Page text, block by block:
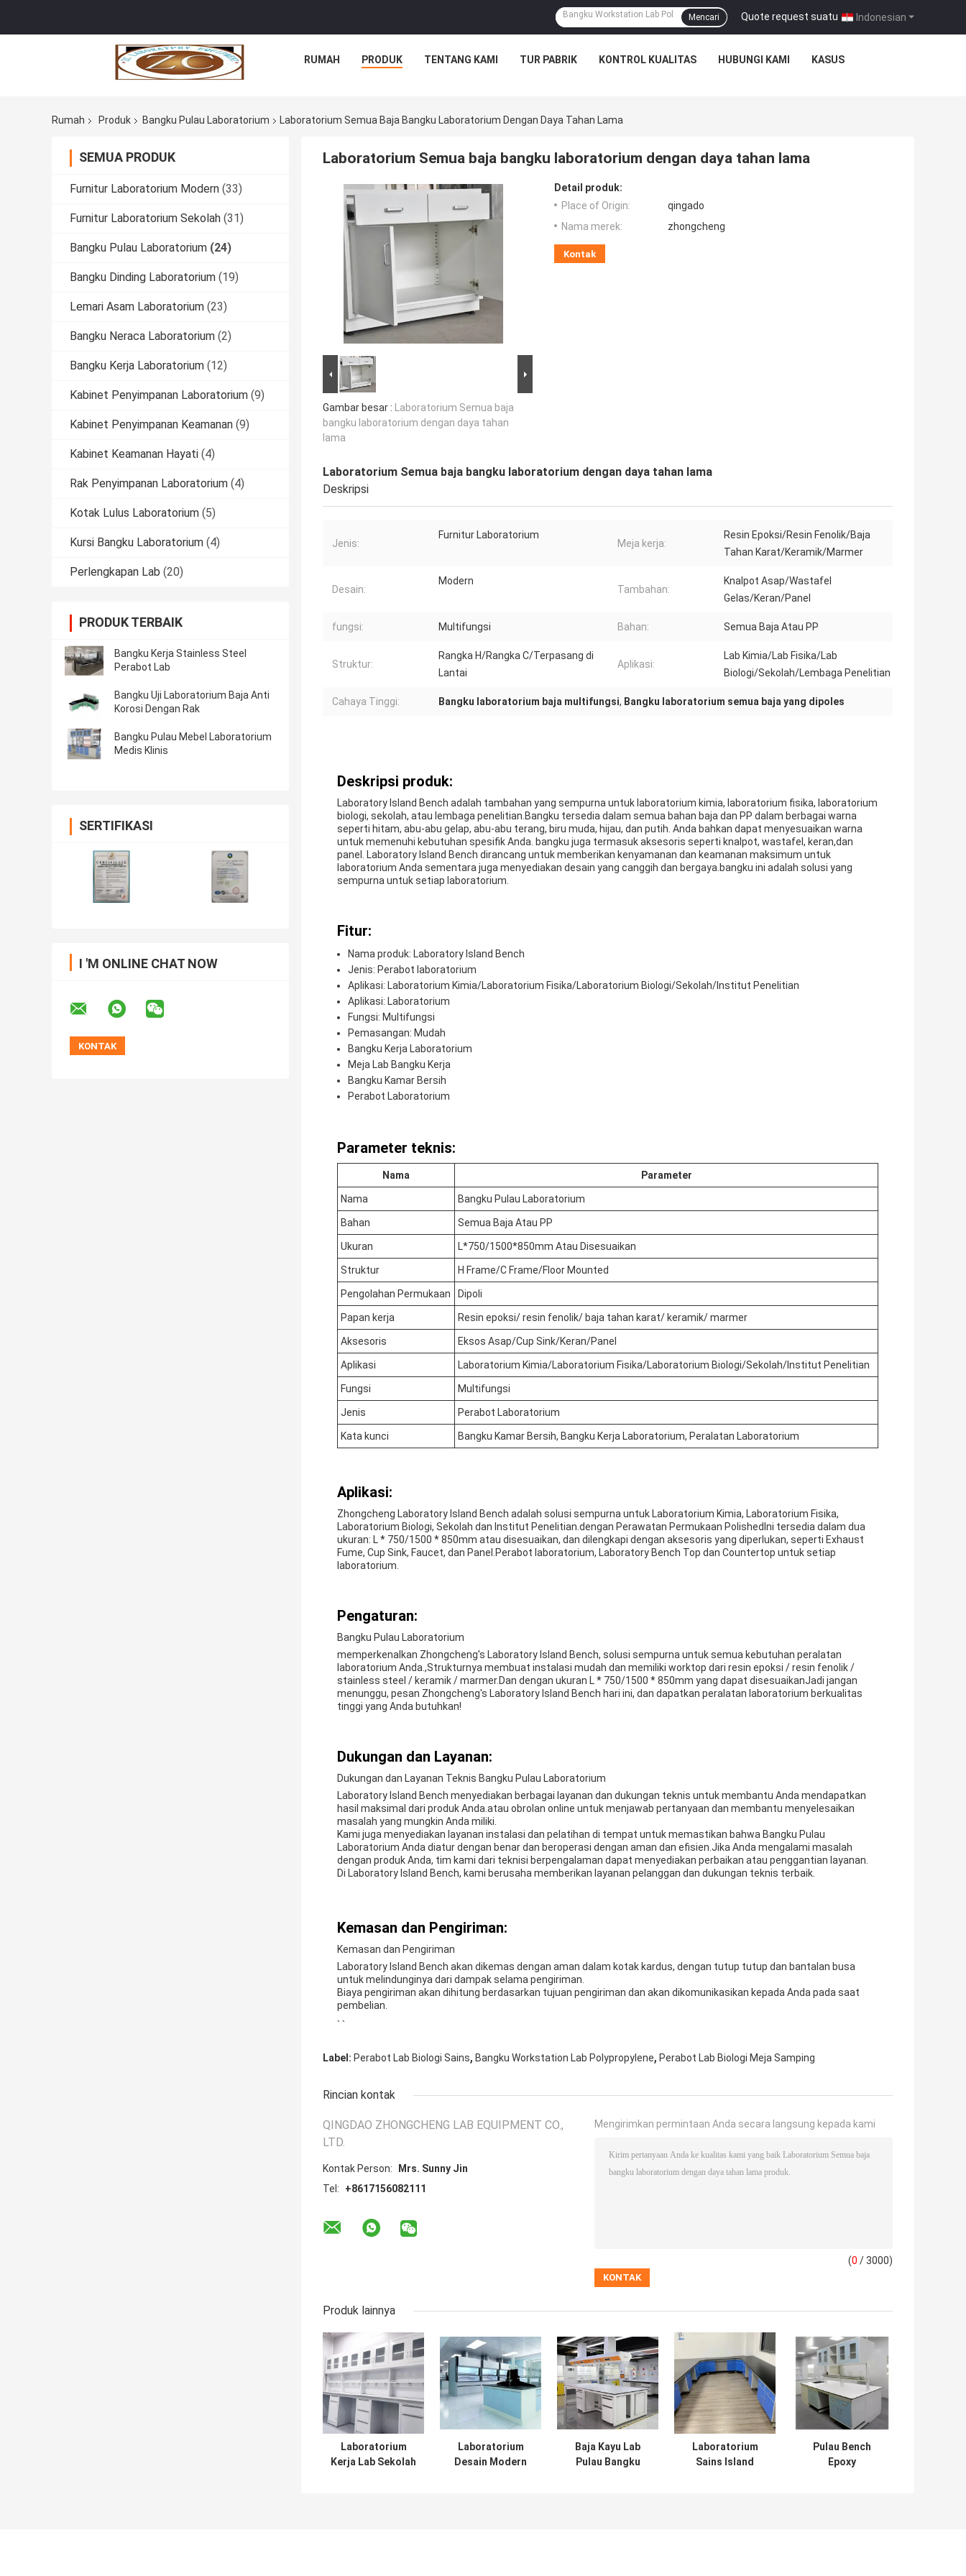
Indonesian
Quote request suatu |
Mencari
RUMAH PRODUK TENTANG KAMI TUR PABRIK KONTROL KUALITAS HUBUNGI KAMI KASUS
Rumah Produk Bangku Pulau Laboratorium Laboratorium Semua Baja Bangku Laboratorium Dengan Daya Tahan Lama
SEMUA PRODUK
Furnitur Laboratorium Modern (33)
Furnitur Laboratorium Sekolah (31)
Bangku Pulau Laboratorium (24)
Bangku Dinding Laboratorium (19)
Lemari Asam Laboratorium (23)
Bangku Neraca Laboratorium (2)
Bangku Kerja Laboratorium (12)
Kabinet Penyimpanan Laboratorium (9)
Kabinet Penyimpanan Keamanan (9)
Kabinet Keamanan Hayati (4)
Rak Penyimpanan Laboratorium (4)
Kotak Lulus Laboratorium (5)
Kursi Bangku Laboratorium (4)
Perlengkapan Lab (20)
PRODUK TERBAIK
Bangku Kerja Stainless Steel
Perabot Lab
Bangku Uji Laboratorium Baja Anti
Korosi Dengan Rak
Bangku Pulau Mebel Laboratorium
Medis Klinis
SERTIFIKASI
I 'M ONLINE CHAT NOW
Laboratorium Semua baja bangku laboratorium dengan daya tahan lama
Gambar besar : Laboratorium Semua baja
bangku laboratorium dengan daya tahan
lama
Detail produk:
Place of Origin:
qingado
Nama merek:
zhongcheng
Kontak
Laboratorium Semua baja bangku laboratorium dengan daya tahan lama
Deskripsi
Jenis:
Furnitur Laboratorium
Meja kerja:
Resin Epoksi/Resin Fenolik/Baja
Tahan Karat/Keramik/Marmer
Desain:
Modern
Tambahan:
Knalpot Asap/Wastafel
Gelas/Keran/Panel
fungsi: Multifungsi Bahan: Semua Baja Atau PP
Struktur:
Rangka H/Rangka C/Terpasang di
Lantai
Aplikasi:
Lab Kimia/Lab Fisika/Lab
Biologi/Sekolah/Lembaga Penelitian
Cahaya Tinggi: Bangku laboratorium baja multifungsi, Bangku laboratorium semua baja yang dipoles
Deskripsi produk:
Laboratory Island Bench adalah tambahan yang sempurna untuk laboratorium kimia, laboratorium fisika, laboratorium
biologi, sekolah, atau lembaga penelitian.Bangku tersedia dalam semua bahan baja dan PP dalam berbagai warna
seperti hitam, abu-abu gelap, abu-abu terang, biru muda, hijau, dan putih. Anda bahkan dapat menyesuaikan warna
untuk memenuhi kebutuhan spesifik Anda. bangku juga termasuk aksesoris seperti knalpot, wastafel, keran,dan
panel. Laboratory Island Bench dirancang untuk memberikan kenyamanan dan keamanan maksimum untuk
laboratorium Anda sementara juga menyediakan desain yang canggih dan bergaya.bangku ini adalah solusi yang
sempurna untuk setiap laboratorium.
Fitur:
Nama produk: Laboratory Island Bench
Jenis: Perabot laboratorium
Aplikasi: Laboratorium Kimia/Laboratorium Fisika/Laboratorium Biologi/Sekolah/Institut Penelitian
Aplikasi: Laboratorium
Fungsi: Multifungsi
Pemasangan: Mudah
Bangku Kerja Laboratorium
Meja Lab Bangku Kerja
Bangku Kamar Bersih
Perabot Laboratorium
Parameter teknis:
Nama Parameter
Nama Bangku Pulau Laboratorium
Bahan Semua Baja Atau PP
Ukuran L*750/1500*850mm Atau Disesuaikan
Struktur H Frame/C Frame/Floor Mounted
Pengolahan Permukaan Dipoli
Papan kerja Resin epoksi/ resin fenolik/ baja tahan karat/ keramik/ marmer
Aksesoris Eksos Asap/Cup Sink/Keran/Panel
Aplikasi Laboratorium Kimia/Laboratorium Fisika/Laboratorium Biologi/Sekolah/Institut Penelitian
Fungsi Multifungsi
Jenis Perabot Laboratorium
Kata kunci Bangku Kamar Bersih, Bangku Kerja Laboratorium, Peralatan Laboratorium
Aplikasi:
Zhongcheng Laboratory Island Bench adalah solusi sempurna untuk Laboratorium Kimia, Laboratorium Fisika,
Laboratorium Biologi, Sekolah dan Institut Penelitian.dengan Perawatan Permukaan PolishedIni tersedia dalam dua
ukuran: L * 750/1500 * 850mm atau disesuaikan, dan dilengkapi dengan aksesoris yang diperlukan, seperti Exhaust
Fume, Cup Sink, Faucet, dan Panel.Perabot laboratorium, Laboratory Bench Top dan Countertop untuk setiap
laboratorium.
Pengaturan:
Bangku Pulau Laboratorium
memperkenalkan Zhongcheng's Laboratory Island Bench, solusi sempurna untuk semua kebutuhan peralatan
laboratorium Anda.,Strukturnya membuat instalasi mudah dan memiliki worktop dari resin epoksi / resin fenolik /
stainless steel / keramik / marmer.Dan dengan ukuran L * 750/1500 * 850mm yang dapat disesuaikanJadi jangan
menunggu, pesan Zhongcheng's Laboratory Island Bench hari ini, dan dapatkan peralatan laboratorium berkualitas
tinggi yang Anda butuhkan!
Dukungan dan Layanan:
Dukungan dan Layanan Teknis Bangku Pulau Laboratorium
Laboratory Island Bench menyediakan berbagai layanan dan dukungan teknis untuk membantu Anda mendapatkan
hasil maksimal dari produk Anda.atau obrolan online untuk menjawab pertanyaan dan membantu menyelesaikan
masalah yang mungkin Anda miliki.
Kami juga menyediakan layanan instalasi dan pelatihan di tempat untuk memastikan bahwa Bangku Pulau
Laboratorium Anda diatur dengan benar dan beroperasi dengan aman dan efisien.Jika Anda mengalami masalah
dengan produk Anda, tim kami dari teknisi berpengalaman dapat menyediakan perbaikan atau penggantian layanan.
Di Laboratory Island Bench, kami berusaha memberikan layanan pelanggan dan dukungan teknis terbaik.
Kemasan dan Pengiriman:
Kemasan dan Pengiriman
Laboratory Island Bench akan dikemas dengan aman dalam kotak kardus, dengan tutup tutup dan bantalan busa
untuk melindunginya dari dampak selama pengiriman.
Biaya pengiriman akan dihitung berdasarkan tujuan pengiriman dan akan dikomunikasikan kepada Anda pada saat
pembelian.
` `
Label: Perabot Lab Biologi Sains, Bangku Workstation Lab Polypropylene, Perabot Lab Biologi Meja Samping
Rincian kontak
QINGDAO ZHONGCHENG LAB EQUIPMENT CO.,
LTD.
Kontak Person:
Mrs. Sunny Jin
Tel:
+8617156082111
Mengirimkan permintaan Anda secara langsung kepada kami
(0 / 3000)
Produk lainnya
Laboratorium
Kerja Lab Sekolah
Laboratorium
Desain Modern
Baja Kayu Lab
Pulau Bangku
Laboratorium
Sains Island
Pulau Bench
Epoxy